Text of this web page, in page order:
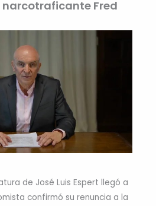
narcotraficante Fred
de José Luis Espert llegó a
confirmó su renuncia a la